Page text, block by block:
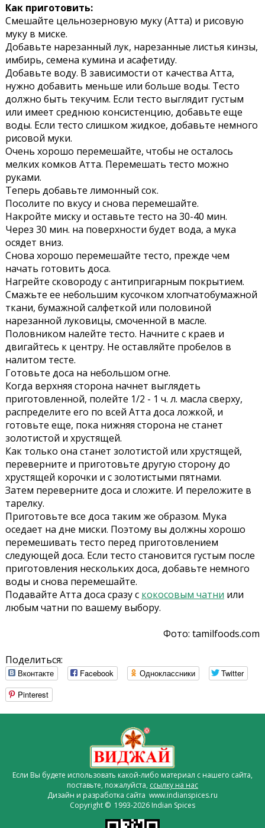
Как приготовить:
Смешайте цельнозерновую муку (Атта) и рисовую
муку в миске.
Добавьте нарезанный лук, нарезанные листья кинзы,
имбирь, семена кумина и асафетиду.
Добавьте воду. В зависимости от качества Атта,
нужно добавить меньше или больше воды. Тесто
должно быть текучим. Если тесто выглядит густым
или имеет среднюю консистенцию, добавьте еще
воды. Если тесто слишком жидкое, добавьте немного
рисовой муки.
Очень хорошо перемешайте, чтобы не осталось
мелких комков Атта. Перемешать тесто можно
руками.
Теперь добавьте лимонный сок.
Посолите по вкусу и снова перемешайте.
Накройте миску и оставьте тесто на 30-40 мин.
Через 30 мин. на поверхности будет вода, а мука
осядет вниз.
Снова хорошо перемешайте тесто, прежде чем
начать готовить доса.
Нагрейте сковороду с антипригарным покрытием.
Смажьте ее небольшим кусочком хлопчатобумажной
ткани, бумажной салфеткой или половиной
нарезанной луковицы, смоченной в масле.
Половником налейте тесто. Начните с краев и
двигайтесь к центру. Не оставляйте пробелов в
налитом тесте.
Готовьте доса на небольшом огне.
Когда верхняя сторона начнет выглядеть
приготовленной, полейте 1/2 - 1 ч. л. масла сверху,
распределите его по всей Атта доса ложкой, и
готовьте еще, пока нижняя сторона не станет
золотистой и хрустящей.
Как только она станет золотистой или хрустящей,
переверните и приготовьте другую сторону до
хрустящей корочки и с золотистыми пятнами.
Затем переверните доса и сложите. И переложите в
тарелку.
Приготовьте все доса таким же образом. Мука
оседает на дне миски. Поэтому вы должны хорошо
перемешивать тесто перед приготовлением
следующей доса. Если тесто становится густым после
приготовления нескольких доса, добавьте немного
воды и снова перемешайте.
Подавайте Атта доса сразу с кокосовым чатни или
любым чатни по вашему выбору.
Фото: tamilfoods.com
Поделиться:
Вконтакте Facebook Одноклассники
Twitter
Pinterest
Если Вы будете использовать какой-либо материал с нашего сайта,
поставьте, пожалуйста, ссылку на нас
Дизайн и разработка сайта www.indianspices.ru
Copyright © 1993-2026 Indian Spices